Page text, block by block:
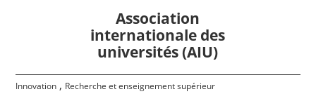
Association
internationale des
universités (AIU)
Innovation , Recherche et enseignement supérieur